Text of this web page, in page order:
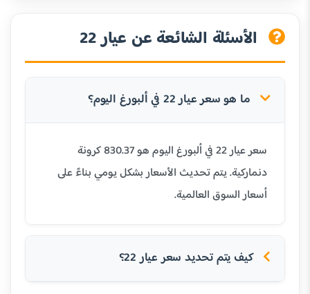
الأسئلة الشائعة عن عيار 22
ما هو سعر عيار 22 في ألبورغ اليوم؟
سعر عيار 22 في ألبورغ اليوم هو 830.37 كرونة
دنماركية. يتم تحديث الأسعار بشكل يومي بناءً على
أسعار السوق العالمية.
كيف يتم تحديد سعر عيار 22؟